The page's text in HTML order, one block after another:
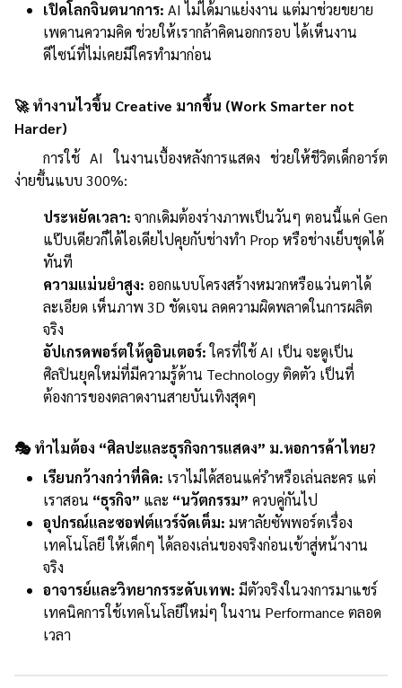
เปิดโลกจินตนาการ: AI ไม่ได้มาแย่งงาน แต่มาช่วยขยาย
เพดานความคิด ช่วยให้เรากล้าคิดนอกกรอบ ได้เห็นงาน
ดีไซน์ที่ไม่เคยมีใครทำมาก่อน
🚀 ทำงานไวขึ้น Creative มากขึ้น (Work Smarter not
Harder)
การใช้ AI ในงานเบื้องหลังการแสดง ช่วยให้ชีวิตเด็กอาร์ต
ง่ายขึ้นแบบ 300%:
ประหยัดเวลา: จากเดิมต้องร่างภาพเป็นวันๆ ตอนนี้แค่ Gen
แป๊บเดียวก็ได้ไอเดียไปคุยกับช่างทำ Prop หรือช่างเย็บชุดได้
ทันที
ความแม่นยำสูง: ออกแบบโครงสร้างหมวกหรือแว่นตาได้
ละเอียด เห็นภาพ 3D ชัดเจน ลดความผิดพลาดในการผลิต
จริง
อัปเกรดพอร์ตให้ดูอินเตอร์:ใครที่ใช้ AI เป็น จะดูเป็น
ศิลปินยุคใหม่ที่มีความรู้ด้าน Technology ติดตัว เป็นที่
ต้องการของตลาดงานสายบันเทิงสุดๆ
🎭 ทำไมต้อง “ศิลปะและธุรกิจการแสดง” ม.หอการค้าไทย?
เรียนกว้างกว่าที่คิด: เราไม่ได้สอนแค่รำหรือเล่นละคร แต่
เราสอน “ธุรกิจ” และ “นวัตกรรม” ควบคู่กันไป
อุปกรณ์และซอฟต์แวร์จัดเต็ม: มหาลัยซัพพอร์ตเรื่อง
เทคโนโลยี ให้เด็กๆ ได้ลองเล่นของจริงก่อนเข้าสู่หน้างาน
จริง
อาจารย์และวิทยากรระดับเทพ: มีตัวจริงในวงการมาแชร์
เทคนิคการใช้เทคโนโลยีใหม่ๆ ในงาน Performance ตลอด
เวลา